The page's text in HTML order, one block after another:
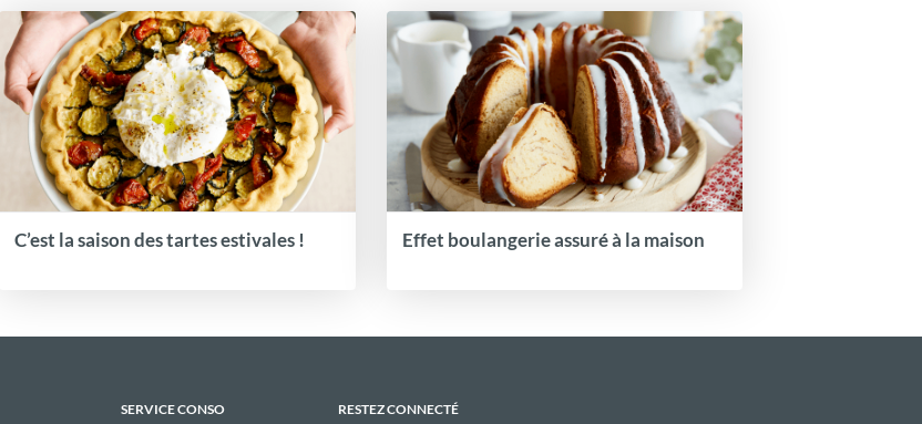
C’est la saison des tartes estivales ! Effet boulangerie assuré à la maison
SERVICE CONSO RESTEZ CONNECTÉ